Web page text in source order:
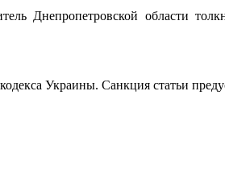
Днепропетровской области
Украины. Санкция статьи